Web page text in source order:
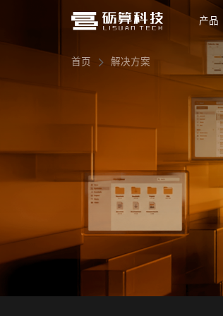
产品
首页 解决方案